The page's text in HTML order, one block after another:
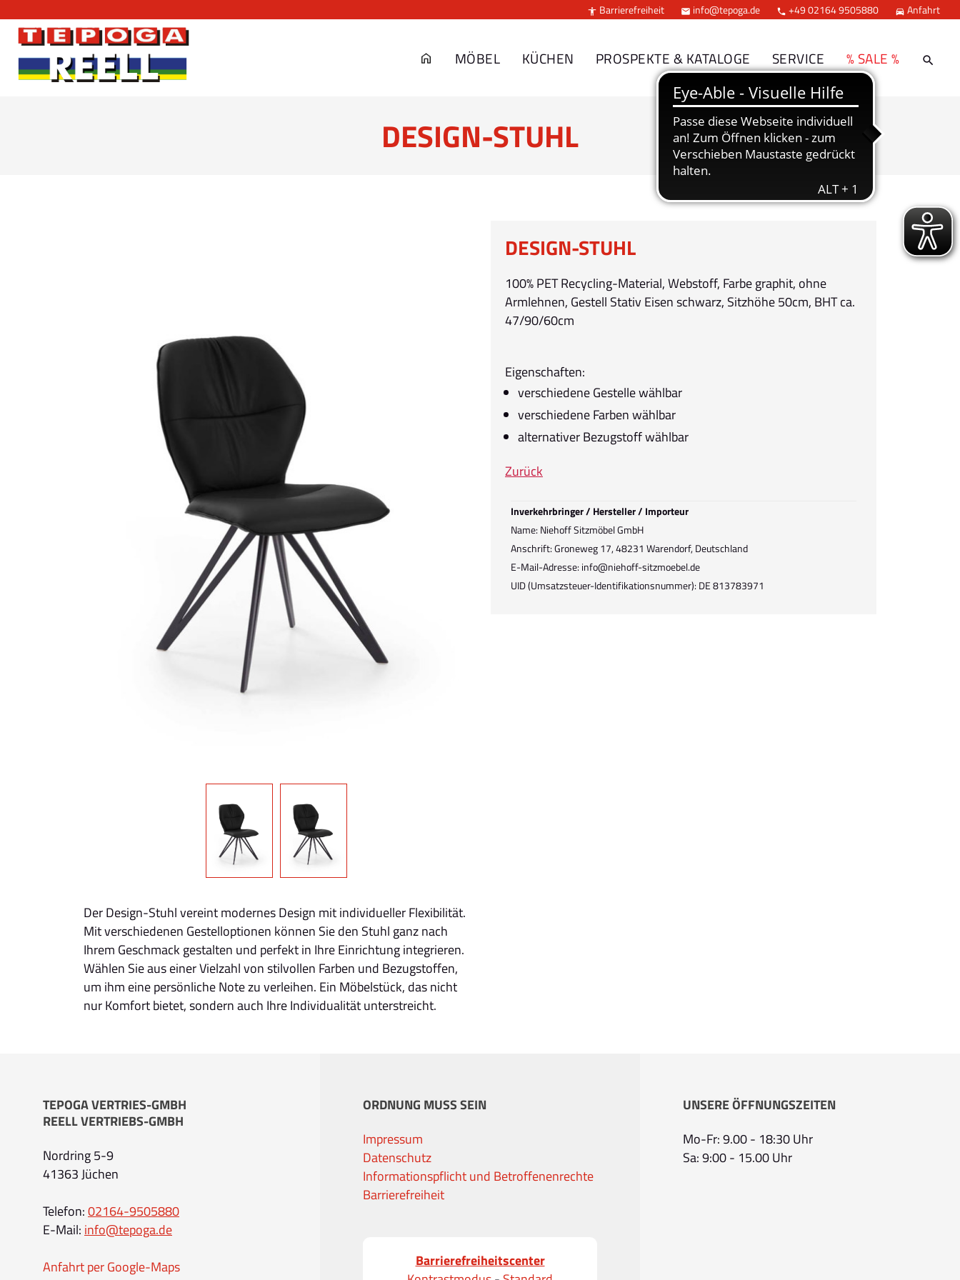
 Barrierefreiheit  info@tepoga.de  +49 02164 9505880  Anfahrt
MÖBEL KÜCHEN PROSPEKTE & KATALOGE SERVICE % SALE %
DESIGN-STUHL
Der Design-Stuhl vereint modernes Design mit individueller Flexibilität.
Mit verschiedenen Gestelloptionen können Sie den Stuhl ganz nach
Ihrem Geschmack gestalten und perfekt in Ihre Einrichtung integrieren.
Wählen Sie aus einer Vielzahl von stilvollen Farben und Bezugstoffen,
um ihm eine persönliche Note zu verleihen. Ein Möbelstück, das nicht
nur Komfort bietet, sondern auch Ihre Individualität unterstreicht.
DESIGN-STUHL
100% PET Recycling-Material, Webstoff, Farbe graphit, ohne
Armlehnen, Gestell Stativ Eisen schwarz, Sitzhöhe 50cm, BHT ca.
47/90/60cm
Eigenschaften:
verschiedene Gestelle wählbar
verschiedene Farben wählbar
alternativer Bezugstoff wählbar
Zurück
Inverkehrbringer / Hersteller / Importeur
Name: Niehoff Sitzmöbel GmbH
Anschrift: Groneweg 17, 48231 Warendorf, Deutschland
E-Mail-Adresse: info@niehoff-sitzmoebel.de
UID (Umsatzsteuer-Identifikationsnummer): DE 813783971
TEPOGA VERTRIES-GMBH
REELL VERTRIEBS-GMBH
Nordring 5-9
41363 Jüchen
Telefon:02164-9505880
E-Mail: info@tepoga.de
Anfahrt per Google-Maps
ORDNUNG MUSS SEIN
Impressum
Datenschutz
Informationspflicht und Betroffenenrechte
Barrierefreiheit
Barrierefreiheitscenter
UNSERE ÖFFNUNGSZEITEN
Mo-Fr: 9.00 - 18:30 Uhr
Sa: 9:00 - 15.00 Uhr